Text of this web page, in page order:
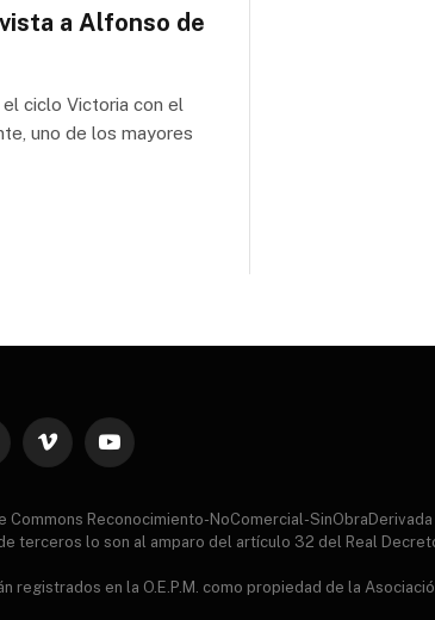
a Alfonso de
ciclo Victoria con el
uno de los mayores
Vimeo YouTube
Reconocimiento-NoComercial-
terceros lo son al amparo del artículo 32 del Real
en la O.E.P.M. como propiedad de la